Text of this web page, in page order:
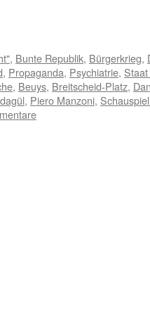
, Bunte Republik, Bürgerkrieg,
, Propaganda, Psychiatrie,
, Beuys, Breitscheid-Platz,
, Piero Manzoni,